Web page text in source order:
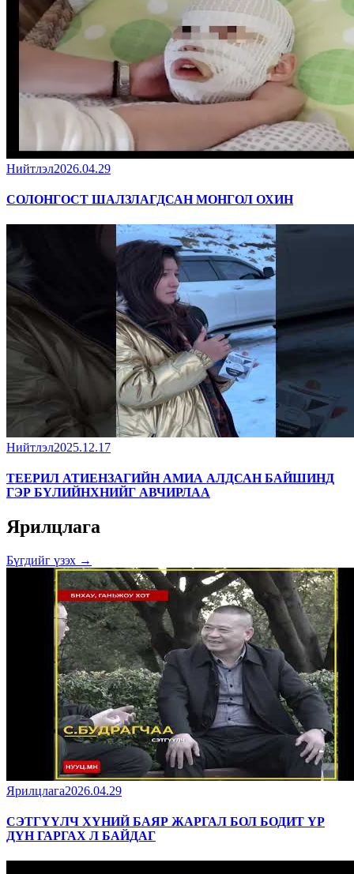
Нийтлэл2026.04.29
СОЛОНГОСТ ШАЛЗЛАГДСАН МОНГОЛ ОХИН
Нийтлэл2025.12.17
ТЕЕРИЛ АТИЕНЗАГИЙН АМИА АЛДСАН БАЙШИНД
ГЭР БҮЛИЙНХНИЙГ АВЧИРЛАА
Ярилцлага
Бүгдийг үзэх →
Ярилцлага2026.04.29
СЭТГҮҮЛЧ ХҮНИЙ БАЯР ЖАРГАЛ БОЛ БОДИТ ҮР
ДҮН ГАРГАХ Л БАЙДАГ